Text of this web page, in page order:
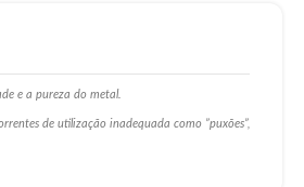
e a pureza do metal.
de utilização inadequada como ”puxões”,